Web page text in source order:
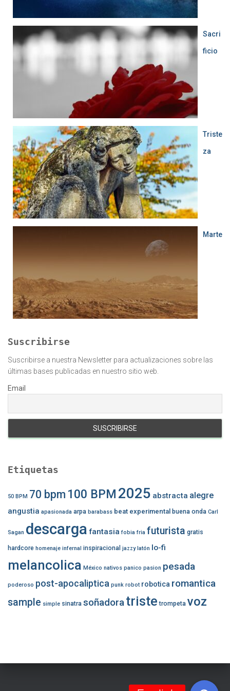
Sacri
ficio
Triste
za
Marte
Suscribirse
Suscribirse a nuestra Newsletter para actualizaciones sobre las
últimas bases publicadas en nuestro sitio web.
Email
Etiquetas
50 BPM 70 bpm 100 BPM 2025 abstracta alegre
angustia apasionada arpa barabass beat experimental buena onda Carl
Sagan descarga fantasia fobia fria futurista gratis
hardcore homenaje infernal inspiracional jazzy latón lo-fi
melancolica México nativos panico pasion pesada
poderoso post-apocaliptica punk robot robotica romantica
sample simple sinatra soñadoratriste trompeta voz